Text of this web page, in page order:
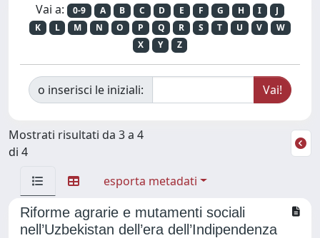
Vai a: 0-9 A B C D E F G H I
J
K
L M N O P Q R S T U V
W
X
Y Z
o inserisci le iniziali:
Mostrati risultati da 3 a 4
di 4
esporta metadati
Riforme agrarie e mutamenti sociali
nell’Uzbekistan dell’era dell’Indipendenza